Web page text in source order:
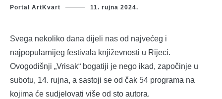
Portal ArtKvart 11. rujna 2024.
Svega nekoliko dana dijeli nas od najvećeg i
najpopularnijeg festivala književnosti u Rijeci.
Ovogodišnji „Vrisak“ bogatiji je nego ikad, započinje u
subotu, 14. rujna, a sastoji se od čak 54 programa na
kojima će sudjelovati više od sto autora.